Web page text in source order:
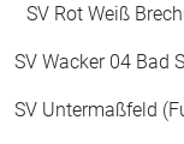
SV Rot Weiß
SV Wacker 04 Bad
SV Untermaßfeld